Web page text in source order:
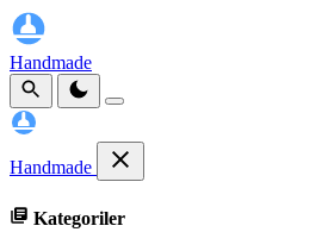
Handmade
Handmade
Kategoriler